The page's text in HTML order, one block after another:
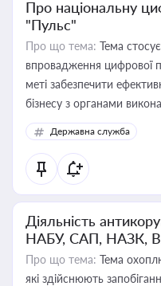
Про національну
"Пульс"
Про що тема: Тема
впровадження цифрової
меті забезпечити
бізнесу з органами
Державна служба
Діяльність
НАБУ, САП, НАЗК,
Про що тема: Тема
які здійснюють